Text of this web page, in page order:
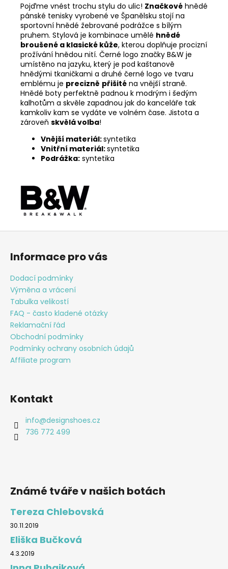
Pojďme vnést trochu stylu do ulic! Značkové hnědé
pánské tenisky vyrobené ve Španělsku stojí na
sportovní hnědé žebrované podrážce s bílým
pruhem. Stylová je kombinace umělé hnědé
broušené a klasické kůže, kterou doplňuje procizní
prožívání hnědou nití. Černé logo značky B&W je
umístěno na jazyku, který je pod kaštanově
hnědými tkaničkami a druhé černé logo ve tvaru
emblému je precizně přišité na vnější straně.
Hnědé boty perfektně padnou k modrým i šedým
kalhotům a skvěle zapadnou jak do kanceláře tak
kamkoliv kam se vydáte ve volném čase. Jistota a
zároveň skvělá volba!
Vnější materiál:syntetika
Vnitřní materiál:syntetika
Podrážka: syntetika
Z
Informace pro vás
Dodací podmínky
Výměna a vrácení
Tabulka velikostí
FAQ - často kladené otázky
Reklamační řád
Obchodní podmínky
Podmínky ochrany osobních údajů
Affiliate program
Kontakt
info@designshoes.cz
736 772 499
Známé tváře v našich botách
Tereza Chlebovská
30.11.2019
Eliška Bučková
4.3.2019